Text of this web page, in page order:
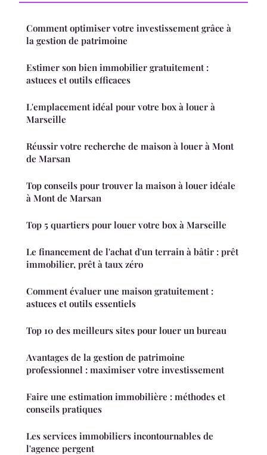
Comment optimiser votre investissement grâce à
la gestion de patrimoine
Estimer son bien immobilier gratuitement :
astuces et outils efficaces
L'emplacement idéal pour votre box à louer à
Marseille
Réussir votre recherche de maison à louer à Mont
de Marsan
Top conseils pour trouver la maison à louer idéale
à Mont de Marsan
Top 5 quartiers pour louer votre box à Marseille
Le financement de l'achat d'un terrain à bâtir : prêt
immobilier, prêt à taux zéro
Comment évaluer une maison gratuitement :
astuces et outils essentiels
Top 10 des meilleurs sites pour louer un bureau
Avantages de la gestion de patrimoine
professionnel : maximiser votre investissement
Faire une estimation immobilière : méthodes et
conseils pratiques
Les services immobiliers incontournables de
l'agence pergent